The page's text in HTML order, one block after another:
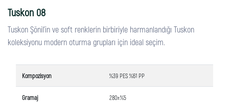
Tuskon 08
Tuskon Şönil'in ve soft renklerin birbiriyle harmanlandığı Tuskon
koleksiyonu modern oturma grupları için ideal seçim.
Kompozisyon %39 PES %61 PP
Gramaj 280±%5